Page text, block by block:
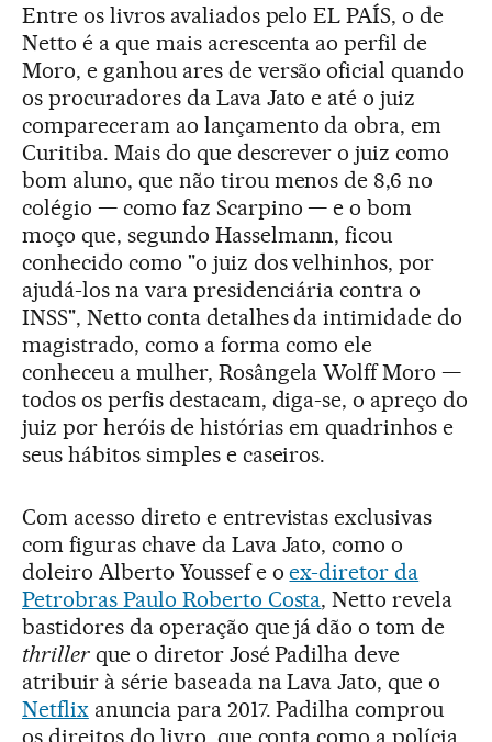
Entre os livros avaliados pelo EL PAÍS, o de
Netto é a que mais acrescenta ao perfil de
Moro, e ganhou ares de versão oficial quando
os procuradores da Lava Jato e até o juiz
compareceram ao lançamento da obra, em
Curitiba. Mais do que descrever o juiz como
bom aluno, que não tirou menos de 8,6 no
colégio — como faz Scarpino — e o bom
moço que, segundo Hasselmann, ficou
conhecido como "o juiz dos velhinhos, por
ajudá-los na vara presidenciária contra o
INSS", Netto conta detalhes da intimidade do
magistrado, como a forma como ele
conheceu a mulher, Rosângela Wolff Moro —
todos os perfis destacam, diga-se, o apreço do
juiz por heróis de histórias em quadrinhos e
seus hábitos simples e caseiros.
Com acesso direto e entrevistas exclusivas
com figuras chave da Lava Jato, como o
doleiro Alberto Youssef e oex-diretor da
Petrobras Paulo Roberto Costa, Netto revela
bastidores da operação que já dão o tom de
thrillerque o diretor José Padilha deve
atribuir à série baseada na Lava Jato, que o
Netflixanuncia para 2017. Padilha comprou
os direitos do livro, que conta como a polícia